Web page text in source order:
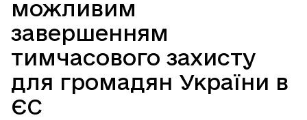
можливим
завершенням
тимчасового захисту
для громадян України в
ЄС